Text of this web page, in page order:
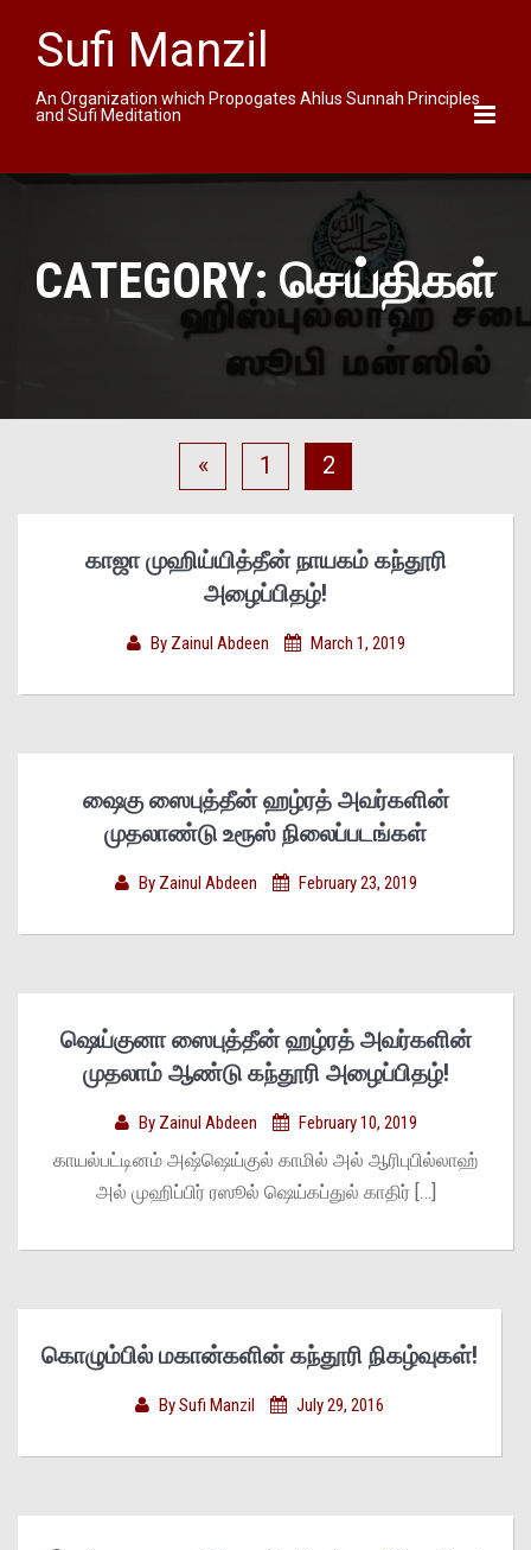
Sufi Manzil
An Organization which Propogates Ahlus Sunnah Principles
and Sufi Meditation
CATEGORY: செய்திகள்
« 1 2
காஜா முஹிய்யித்தீன் நாயகம் கந்தூரி
அழைப்பிதழ்!
By Zainul Abdeen March 1, 2019
ஷைகு ஸைபுத்தீன் ஹழ்ரத் அவர்களின்
முதலாண்டு உரூஸ் நிலைப்படங்கள்
By Zainul Abdeen February 23, 2019
ஷெய்குனா ஸைபுத்தீன் ஹழ்ரத் அவர்களின்
முதலாம் ஆண்டு கந்தூரி அழைப்பிதழ்!
By Zainul Abdeen February 10, 2019
காயல்பட்டினம் அஷ்ஷெய்குல் காமில் அல் ஆரிபுபில்லாஹ்
அல் முஹிப்பிர் ரஸூல் ஷெய்கப்துல் காதிர் […]
கொழும்பில் மகான்களின் கந்தூரி நிகழ்வுகள்!
BySufi Manzil July 29, 2016